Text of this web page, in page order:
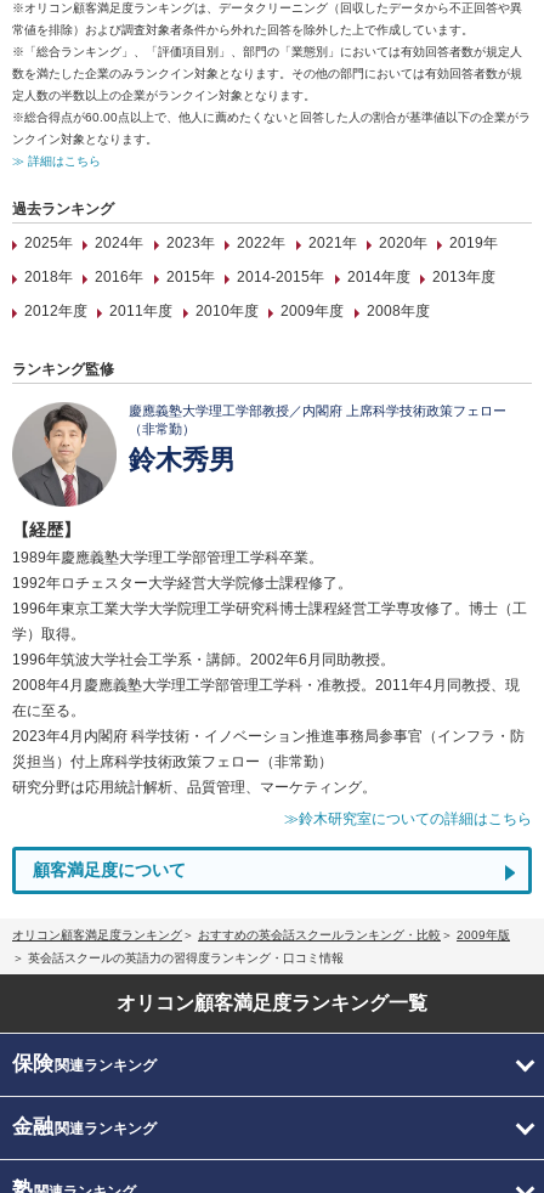
※オリコン顧客満足度ランキングは、データクリーニング（回収したデータから不正回答や異
常値を排除）および調査対象者条件から外れた回答を除外した上で作成しています。
※「総合ランキング」、「評価項目別」、部門の「業態別」においては有効回答者数が規定人
数を満たした企業のみランクイン対象となります。その他の部門においては有効回答者数が規
定人数の半数以上の企業がランクイン対象となります。
※総合得点が60.00点以上で、他人に薦めたくないと回答した人の割合が基準値以下の企業がラ
ンクイン対象となります。
≫ 詳細はこちら
過去ランキング
2025年
2024年 2023年 2022年 2021年 2020年
2019年
2018年
2016年 2015年 2014-2015年 2014年度
2013年度
2012年度
2011年度 2010年度 2009年度 2008年度
ランキング監修
慶應義塾大学理工学部教授／内閣府 上席科学技術政策フェロー
（非常勤）
鈴木秀男
【経歴】
1989年慶應義塾大学理工学部管理工学科卒業。
1992年ロチェスター大学経営大学院修士課程修了。
1996年東京工業大学大学院理工学研究科博士課程経営工学専攻修了。博士（工
学）取得。
1996年筑波大学社会工学系・講師。2002年6月同助教授。
2008年4月慶應義塾大学理工学部管理工学科・准教授。2011年4月同教授、現
在に至る。
2023年4月内閣府 科学技術・イノベーション推進事務局参事官（インフラ・防
災担当）付上席科学技術政策フェロー（非常勤）
研究分野は応用統計解析、品質管理、マーケティング。
≫鈴木研究室についての詳細はこちら
顧客満足度について
オリコン顧客満足度ランキング おすすめの英会話スクールランキング・比較
2009年版
英会話スクールの英語力の習得度ランキング・口コミ情報
オリコン顧客満足度ランキング一覧
保険関連ランキング
金融関連ランキング